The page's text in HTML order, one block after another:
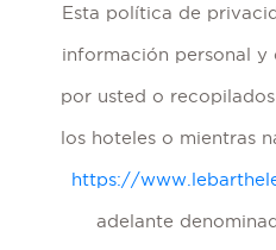
Esta política de
información personal
por usted o
los hoteles o mientras
https://
adelante